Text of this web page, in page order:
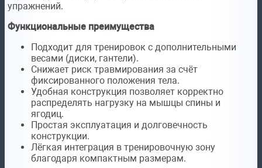
упражнений.
Функциональные преимущества
Подходит для тренировок с дополнительными
весами (диски, гантели).
Снижает риск травмирования за счёт
фиксированного положения тела.
Удобная конструкция позволяет корректно
распределять нагрузку на мышцы спины и
ягодиц.
Простая эксплуатация и долговечность
конструкции.
Лёгкая интеграция в тренировочную зону
благодаря компактным размерам.